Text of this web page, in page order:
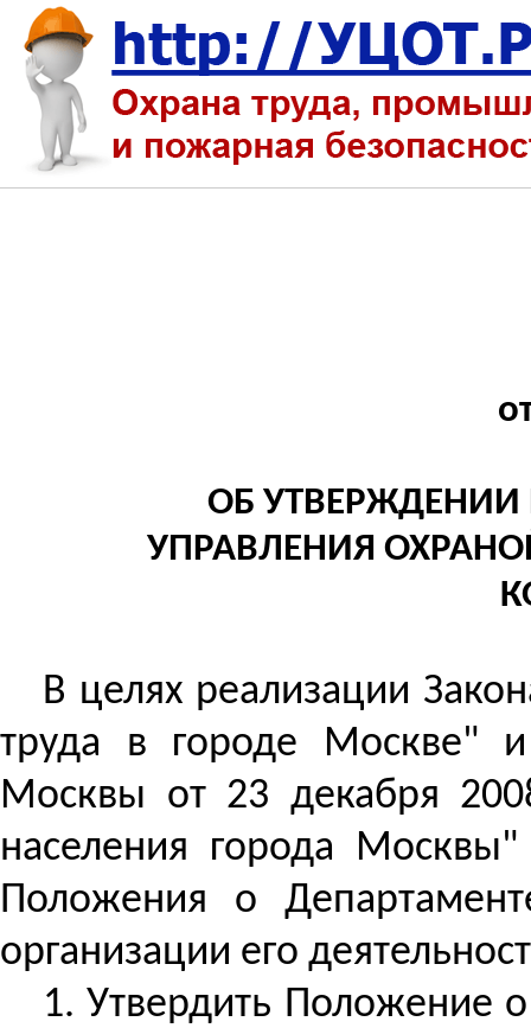
ОБ УТВЕРЖДЕНИИ
УПРАВЛЕНИЯ
В целях реализации
труда в городе Москве" и
Москвы от 23 декабря
населения города
Положения о
организации его
1. Утвердить Положение о